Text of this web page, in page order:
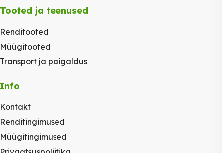
Tooted ja teenused
Renditooted
Müügitooted
Transport ja paigaldus
Info
Kontakt
Renditingimused
Müügitingimused